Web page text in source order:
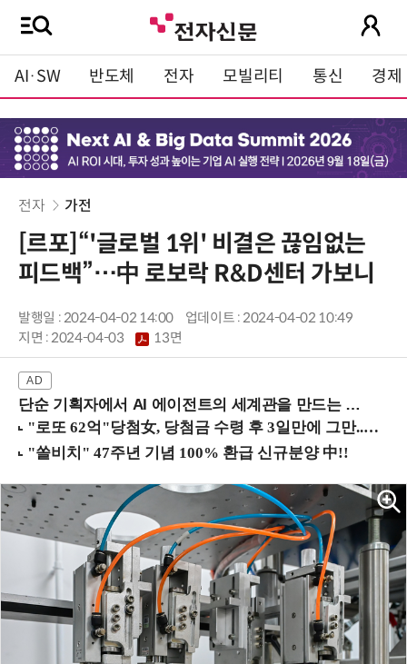
AI·SW 반도체 전자 모빌리티 통신 경제
전자 가전
[르포]“'글로벌 1위' 비결은 끊임없는
피드백”…中 로보락 R&D센터 가보니
발행일 : 2024-04-02 14:00
업데이트 : 2024-04-02 10:49
지면 :2024-04-03 13면
단순 기획자에서 AI 에이전트의 세계관을 만드는 지식 설계자로.. (8/20 강남역)